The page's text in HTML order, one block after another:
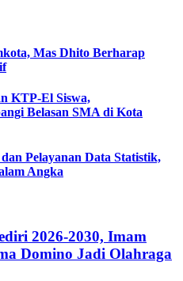
Mas Dhito Berharap
KTP-El Siswa,
Belasan SMA di Kota
Pelayanan Data Statistik,
Angka
2026-2030, Imam
Domino Jadi Olahraga